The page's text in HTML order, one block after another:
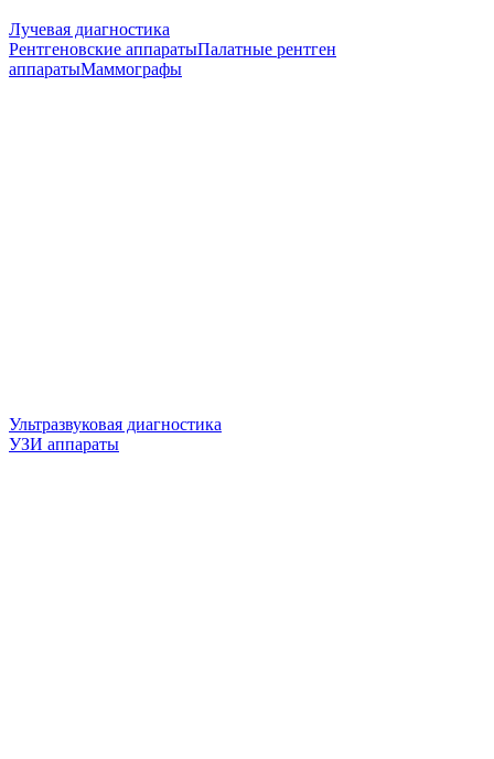
Лучевая диагностика
Рентгеновские аппаратыПалатные рентген
аппаратыМаммографы
Ультразвуковая диагностика
УЗИ аппараты